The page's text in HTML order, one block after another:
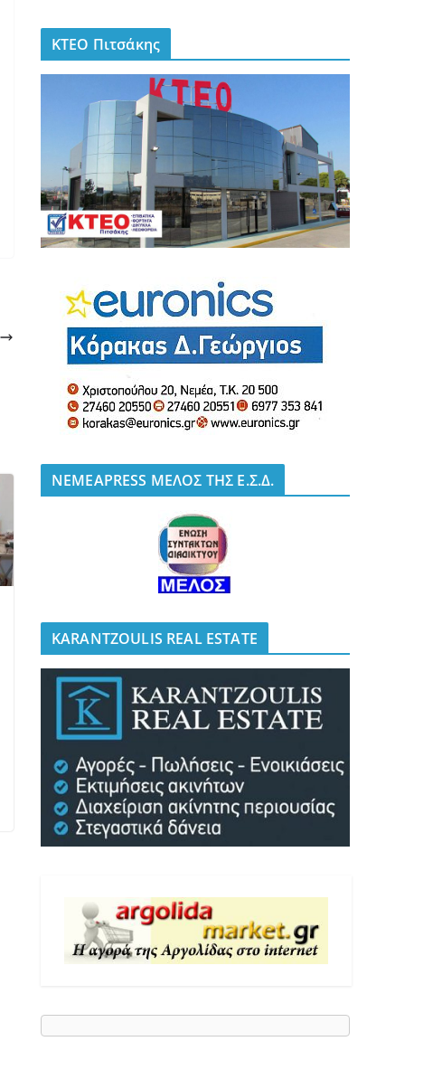
ΚΤΕΟ Πιτσάκης
NEMEAPRESS ΜΕΛΟΣ ΤΗΣ Ε.Σ.Δ.
KARANTZOULIS REAL ESTATE